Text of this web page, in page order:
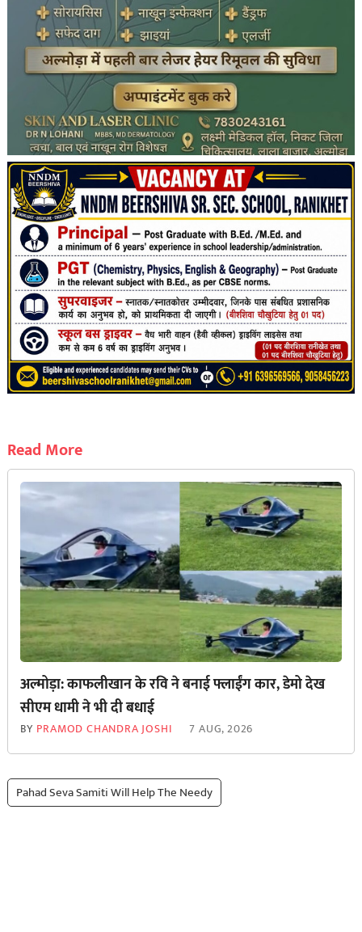
Read More
अल्मोड़ा: काफलीखान के रवि ने बनाई फ्लाईंग कार, डेमो देख
सीएम धामी ने भी दी बधाई
BY PRAMOD CHANDRA JOSHI 7 AUG, 2026
Pahad Seva Samiti Will Help The Needy